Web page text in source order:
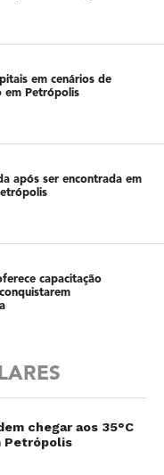
em cenários de
em Petrópolis
após ser encontrada em
capacitação
chegar aos 35°C
Petrópolis